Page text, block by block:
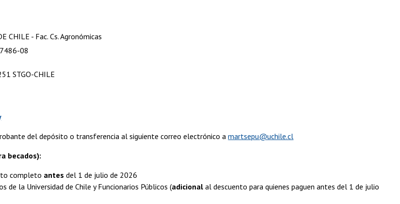
CHILE - Fac. Cs. Agronómicas
08
STGO-CHILE
del depósito o transferencia al siguiente correo electrónico amartsepu@uchile.cl
becados):
completo antes del 1 de julio de 2026
de la Universidad de Chile y Funcionarios Públicos (adicional al descuento para quienes paguen antes del 1 de julio